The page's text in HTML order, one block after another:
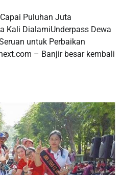
Puluhan Juta
Kali DialamiUnderpass Dewa
untuk Perbaikan
– Banjir besar kembali